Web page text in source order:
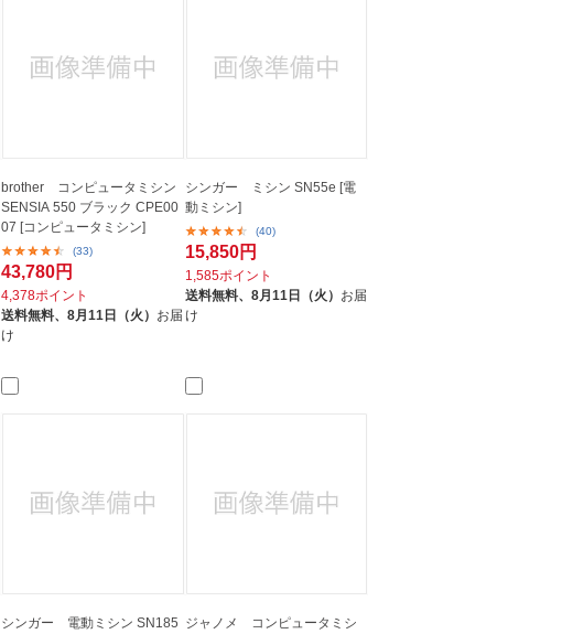
brother コンピュータミシン
SENSIA 550 ブラック CPE00
07 [コンピュータミシン]
(33)
43,780円
4,378ポイント
送料無料、8月11日（火） お届
け
シンガー ミシン SN55e [電
動ミシン]
(40)
15,850円
1,585ポイント
送料無料、 8月11日（火） お届
け
シンガー 電動ミシン SN185 ジャノメ コンピュータミシ